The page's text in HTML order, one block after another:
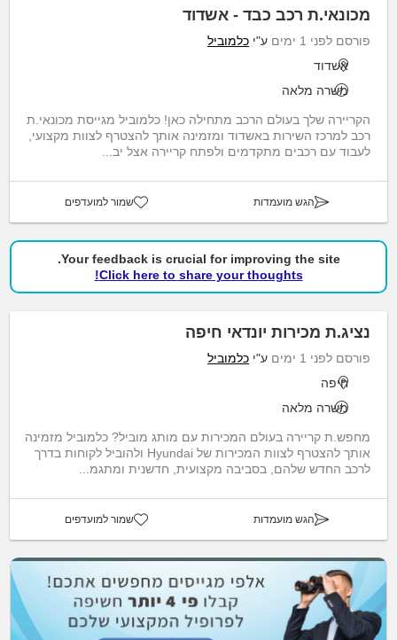
מכונאי.ת רכב כבד - אשדוד
פורסם לפני 1 ימים ע"י כלמוביל
אשדוד
משרה מלאה
הקריירה שלך בעולם הרכב מתחילה כאן! כלמוביל מגייסת מכונאי.ת
רכב למרכז השירות באשדוד ומזמינה אותך להצטרף לצוות מקצועי,
לעבוד עם רכבים מתקדמים ולפתח קריירה אצל יב...
הגש מועמדות שמור למועדפים
Your feedback is crucial for improving the site.
Click here to share your thoughts!
נציג.ת מכירות יונדאי חיפה
פורסם לפני 1 ימים ע"י כלמוביל
חיפה
משרה מלאה
מחפש.ת קריירה בעולם המכירות עם מותג מוביל? כלמוביל מזמינה
אותך להצטרף לצוות המכירות של Hyundai ולהוביל לקוחות בדרך
לרכב החדש שלהם, בסביבה מקצועית, חדשנית ומתגמ...
הגש מועמדות שמור למועדפים